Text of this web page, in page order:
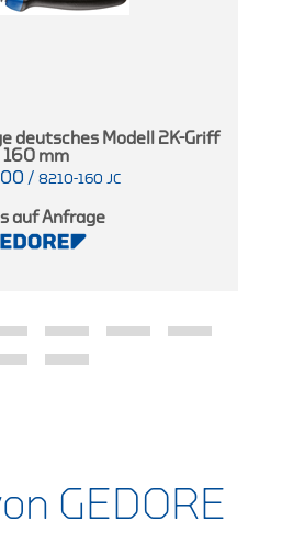
deutsches Modell 2K-Griff
160 mm
/ 8210-160 JC
auf Anfrage
GEDORE